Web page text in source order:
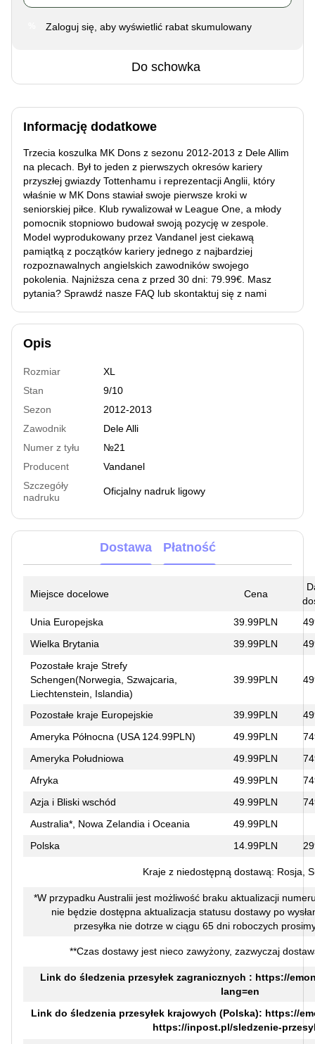
Zaloguj się , aby wyświetlić rabat skumulowany
Do schowka
Informację dodatkowe
Trzecia koszulka MK Dons z sezonu 2012-2013 z Dele Allim
na plecach. Był to jeden z pierwszych okresów kariery
przyszłej gwiazdy Tottenhamu i reprezentacji Anglii, który
właśnie w MK Dons stawiał swoje pierwsze kroki w
seniorskiej piłce. Klub rywalizował w League One, a młody
pomocnik stopniowo budował swoją pozycję w zespole.
Model wyprodukowany przez Vandanel jest ciekawą
pamiątką z początków kariery jednego z najbardziej
rozpoznawalnych angielskich zawodników swojego
pokolenia. Najniższa cena z przed 30 dni: 79.99€. Masz
pytania? Sprawdź nasze FAQ lub skontaktuj się z nami
Opis
Rozmiar
XL
Stan
9/10
Sezon
2012-2013
Zawodnik
Dele Alli
Numer z tyłu
№21
Producent
Vandanel
Szczegóły
nadruku
Oficjalny nadruk ligowy
Dostawa Płatność
Miejsce docelowe Cena
Unia Europejska
39.99PLN
Wielka Brytania
39.99PLN
Pozostałe kraje Strefy
Schengen(Norwegia, Szwajcaria,
Liechtenstein, Islandia)
39.99PLN
Pozostałe kraje Europejskie 39.99PLN
Ameryka Północna (USA 124.99PLN)
49.99PLN
Ameryka Południowa
49.99PLN
Afryka
49.99PLN
Azja i Bliski wschód
49.99PLN
Australia*, Nowa Zelandia i Oceania
49.99PLN
Polska
14.99PLN
Kraje z niedostępną dostawą: Rosja,
*W przypadku Australii jest możliwość braku aktualizacji
nie będzie dostępna aktualizacja statusu dostawy po
przesyłka nie dotrze w ciągu 65 dni roboczych
**Czas dostawy jest nieco zawyżony, zazwyczaj
Link do śledzenia przesyłek zagranicznych : https://
lang=en
Link do śledzenia przesyłek krajowych (Polska): https://
https://inpost.pl/sledzenie-